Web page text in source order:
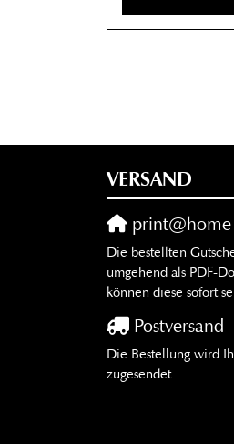
VERSAND
print@home
Die bestellten
umgehend als PDF-
können diese sofort
Postversand
Die Bestellung wird
zugesendet.